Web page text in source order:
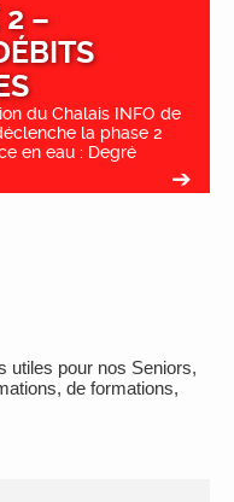
2 –
du Chalais INFO de
la phase 2
en eau : Degré
utiles pour nos Seniors,
de formations,